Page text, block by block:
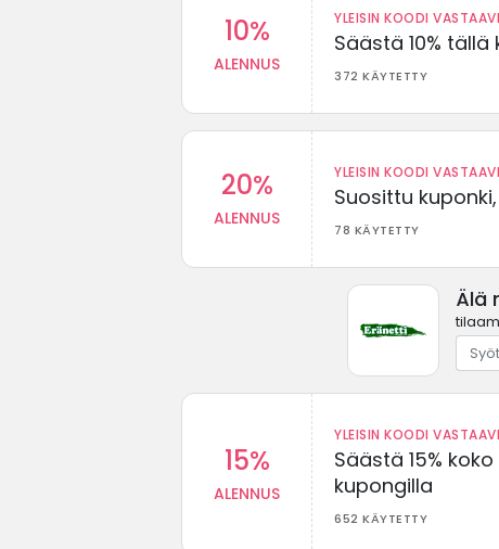
10%
ALENNUS
YLEISIN KOODI
Säästä 10%
372 KÄYTETTY
20%
ALENNUS
YLEISIN KOODI
Suosittu
78 KÄYTETTY
Älä
15%
ALENNUS
YLEISIN KOODI
Säästä 15%
kupongilla
652 KÄYTETTY